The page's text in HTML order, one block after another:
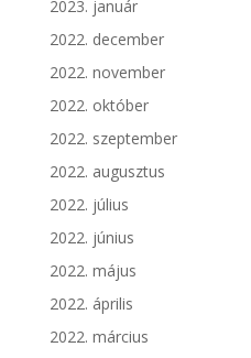
2023. január
2022. december
2022. november
2022. október
2022. szeptember
2022. augusztus
2022. július
2022. június
2022. május
2022. április
2022. március